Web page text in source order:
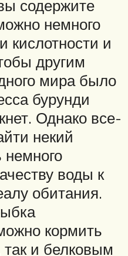
содержите
немного
кислотности и
другим
мира было
бурунди
Однако все-
некий
немного
воды к
обитания.
кормить
и белковым